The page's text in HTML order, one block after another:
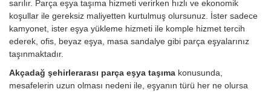
sarılır. Parça eşya taşıma hizmeti verirken hızlı ve ekonomik
koşullar ile gereksiz maliyetten kurtulmuş olursunuz. İster sadece
kamyonet, ister eşya yükleme hizmeti ile komple hizmet tercih
ederek, ofis, beyaz eşya, masa sandalye gibi parça eşyalarınız
taşınmaktadır.
Akçadağ şehirlerarası parça eşya taşıma konusunda,
mesafelerin uzun olması nedeni ile, eşyanın türü her ne olursa